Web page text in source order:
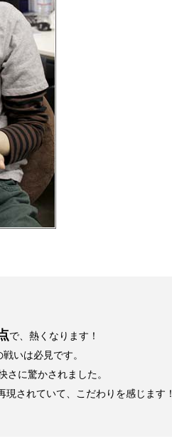
で、熱くなります！
いは必見です。
さに驚かされました。
現されていて、こだわりを感じます！